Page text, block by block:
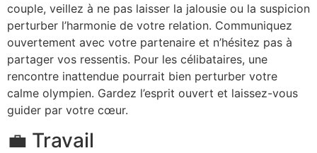
couple, veillez à ne pas laisser la jalousie ou la suspicion
perturber l’harmonie de votre relation. Communiquez
ouvertement avec votre partenaire et n’hésitez pas à
partager vos ressentis. Pour les célibataires, une
rencontre inattendue pourrait bien perturber votre
calme olympien. Gardez l’esprit ouvert et laissez-vous
guider par votre cœur.
💼 Travail